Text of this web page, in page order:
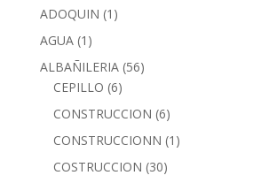
ADOQUIN (1)
AGUA (1)
ALBAÑILERIA (56)
CEPILLO (6)
CONSTRUCCION (6)
CONSTRUCCIONN (1)
COSTRUCCION (30)